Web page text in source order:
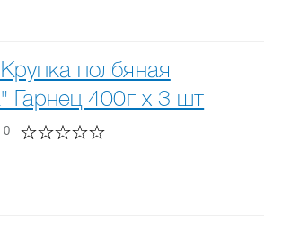
полбяная
Гарнец 400г х 3 шт
0